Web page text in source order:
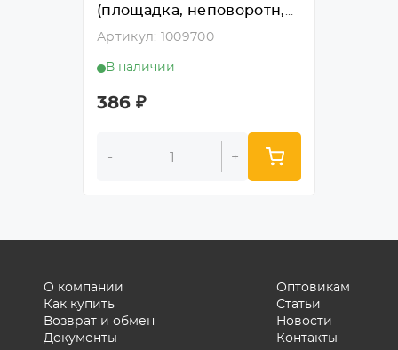
(площадка, неповоротн,
роликоподш)
Артикул: 1009700
В наличии
386 ₽
- +
О компании
Как купить
Возврат и обмен
Документы
Оптовикам
Статьи
Новости
Контакты